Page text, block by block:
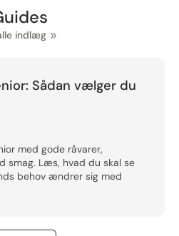
indlæg
Sådan vælger du
med gode råvarer,
smag. Læs, hvad du skal se
behov ændrer sig med